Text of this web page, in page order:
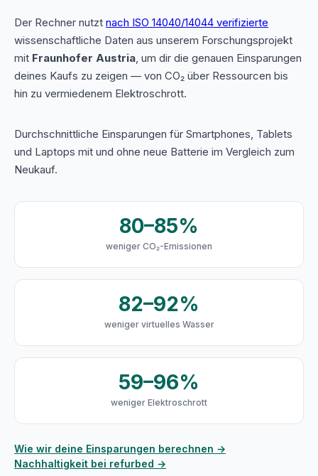
Der Rechner nutzt nach ISO 14040/14044 verifizierte
wissenschaftliche Daten aus unserem Forschungsprojekt
mit Fraunhofer Austria, um dir die genauen Einsparungen
deines Kaufs zu zeigen — von CO₂ über Ressourcen bis
hin zu vermiedenem Elektroschrott.
Durchschnittliche Einsparungen für Smartphones, Tablets
und Laptops mit und ohne neue Batterie im Vergleich zum
Neukauf.
80–85%
weniger CO₂-Emissionen
82–92%
weniger virtuelles Wasser
59–96%
weniger Elektroschrott
Wie wir deine Einsparungen berechnen →
Nachhaltigkeit bei refurbed →